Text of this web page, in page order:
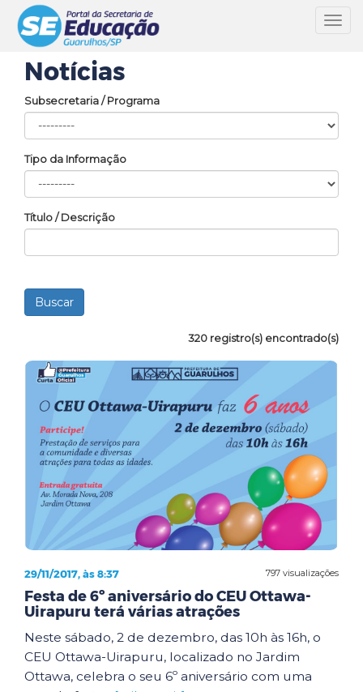
Notícias
Subsecretaria / Programa
Tipo da Informação
Título / Descrição
320 registro(s) encontrado(s)
797 visualizações
29/11/2017, às 8:37
Festa de 6º aniversário do CEU Ottawa-
Uirapuru terá várias atrações
Neste sábado, 2 de dezembro, das 10h às 16h, o
CEU Ottawa-Uirapuru, localizado no Jardim
Ottawa, celebra o seu 6º aniversário com uma